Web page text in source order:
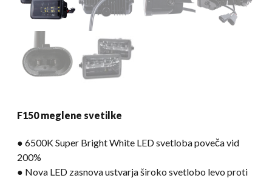
F150 meglene svetilke
● 6500K Super Bright White LED svetloba poveča vid
200%
● Nova LED zasnova ustvarja široko svetlobo levo proti